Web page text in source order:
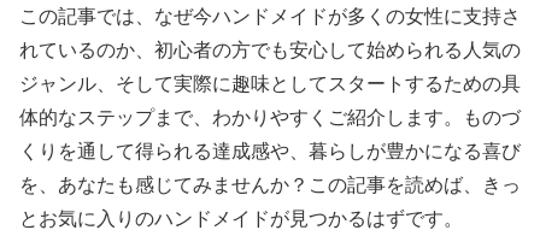
この記事では、なぜ今ハンドメイドが多くの女性に支持さ
れているのか、初心者の方でも安心して始められる人気の
ジャンル、そして実際に趣味としてスタートするための具
体的なステップまで、わかりやすくご紹介します。ものづ
くりを通して得られる達成感や、暮らしが豊かになる喜び
を、あなたも感じてみませんか？この記事を読めば、きっ
とお気に入りのハンドメイドが見つかるはずです。